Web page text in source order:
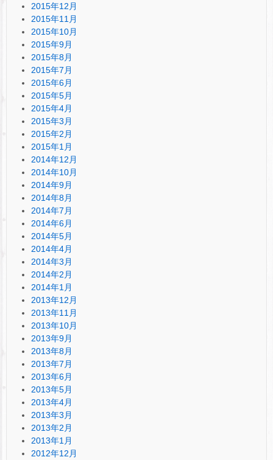
2015年12月
2015年11月
2015年10月
2015年9月
2015年8月
2015年7月
2015年6月
2015年5月
2015年4月
2015年3月
2015年2月
2015年1月
2014年12月
2014年10月
2014年9月
2014年8月
2014年7月
2014年6月
2014年5月
2014年4月
2014年3月
2014年2月
2014年1月
2013年12月
2013年11月
2013年10月
2013年9月
2013年8月
2013年7月
2013年6月
2013年5月
2013年4月
2013年3月
2013年2月
2013年1月
2012年12月